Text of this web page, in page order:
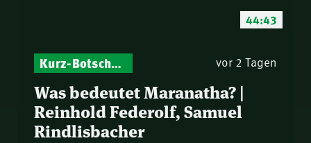
44:43
Kurz-Botschaften – Biblische Impulse mit Zukunft im Blick vor 2 Tagen
Was bedeutet Maranatha? |
Reinhold Federolf, Samuel
Rindlisbacher